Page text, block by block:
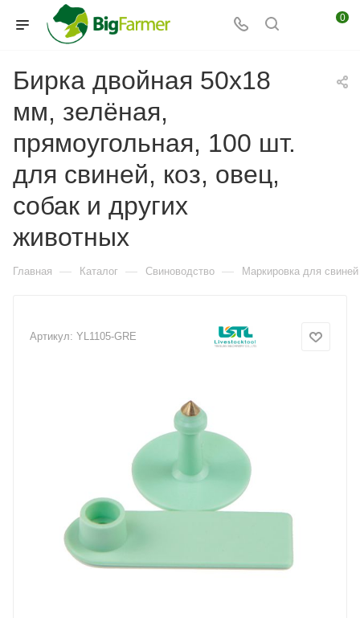
0
Бирка двойная 50х18
мм, зелёная,
прямоугольная, 100 шт.
для свиней, коз, овец,
собак и других
животных
Главная — Каталог — Свиноводство — Маркировка для
Артикул: YL1105-GRE